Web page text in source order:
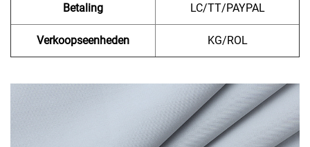
Betaling LC/TT/PAYPAL
Verkoopseenheden KG/ROL